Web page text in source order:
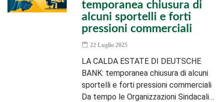
temporanea chiusura di
alcuni sportelli e forti
pressioni commerciali
22 Luglio 2025
LA CALDA ESTATE DI DEUTSCHE
BANK: temporanea chiusura di alcuni
sportelli e forti pressioni commerciali
Da tempo le Organizzazioni Sindacali…